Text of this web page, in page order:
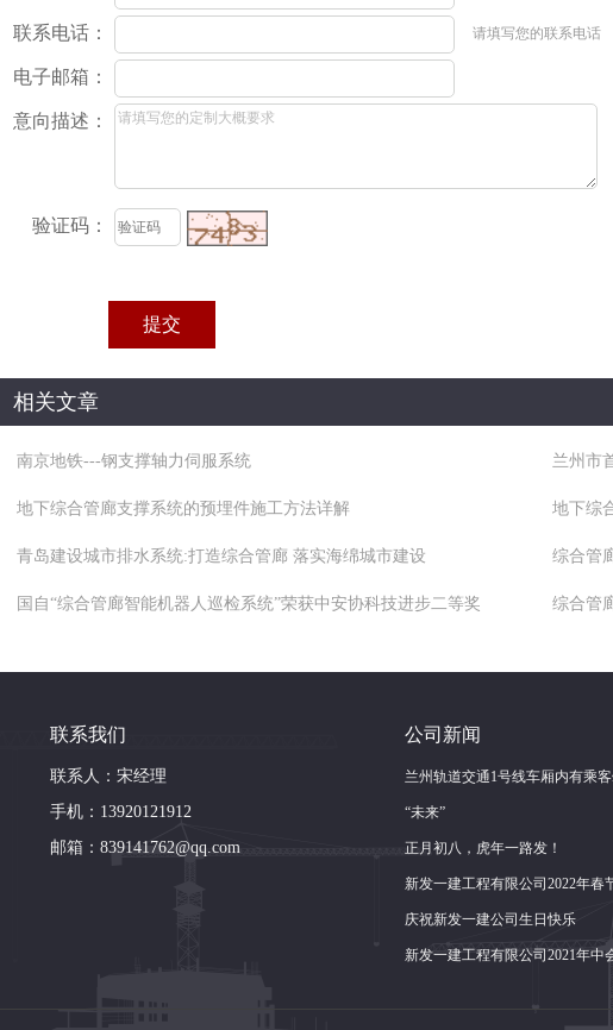
联系电话： 请填写您的联系电话
电子邮箱：
意向描述：
验证码：
相关文章
南京地铁---钢支撑轴力伺服系统 兰州市
地下综合管廊支撑系统的预埋件施工方法详解 地下综
青岛建设城市排水系统:打造综合管廊 落实海绵城市建设 综合管
国自“综合管廊智能机器人巡检系统”荣获中安协科技进步二等奖 综合管
联系我们
联系人：宋经理
手机：13920121912
邮箱：839141762@qq.com
公司新闻
兰州轨道交通1号线车厢内有乘
作人员与市民联手急救
“未来”
正月初八，虎年一路发！
新发一建工程有限公司2022年春
知！
庆祝新发一建公司生日快乐
新发一建工程有限公司2021年中